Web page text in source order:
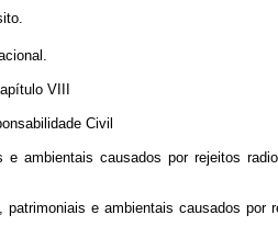
VIII
Civil
ambientais causados por rejeitos
e ambientais causados